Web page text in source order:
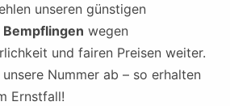
unseren günstigen
Bempflingen wegen
und fairen Preisen weiter.
Nummer ab – so erhalten
Ernstfall!